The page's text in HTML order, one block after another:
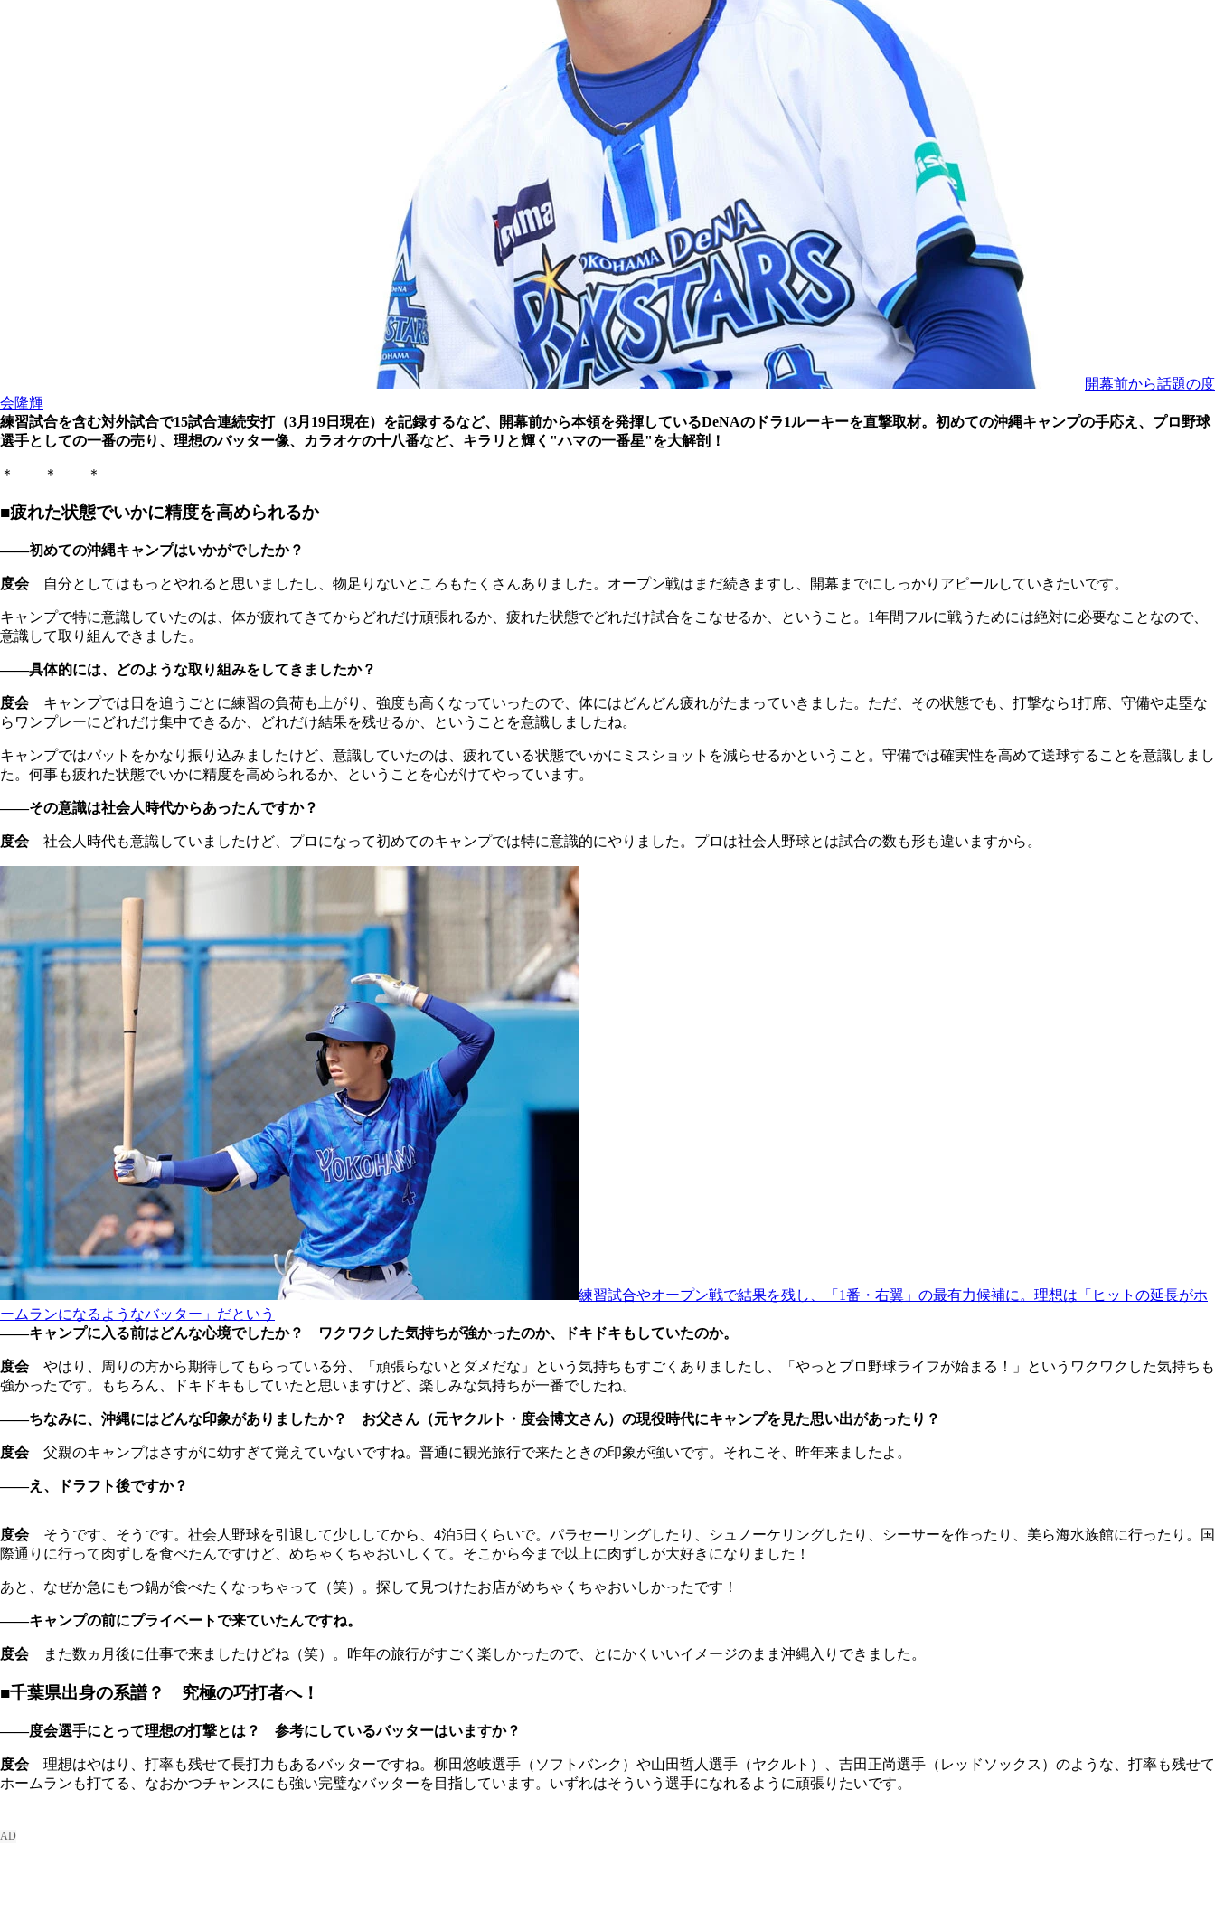
開幕前から話題の度
会隆輝
練習試合を含む対外試合で15試合連続安打（3月19日現在）を記録するなど、開幕前から本領を発揮しているDeNAのドラ1ルーキーを直撃取材。初めての沖縄キャンプの手応え、プロ野球
選手としての一番の売り、理想のバッター像、カラオケの十八番など、キラリと輝く"ハマの一番星"を大解剖！
＊ ＊ ＊
■疲れた状態でいかに精度を高められるか
――初めての沖縄キャンプはいかがでしたか？
度会自分としてはもっとやれると思いましたし、物足りないところもたくさんありました。オープン戦はまだ続きますし、開幕までにしっかりアピールしていきたいです。
キャンプで特に意識していたのは、体が疲れてきてからどれだけ頑張れるか、疲れた状態でどれだけ試合をこなせるか、ということ。1年間フルに戦うためには絶対に必要なことなので、
意識して取り組んできました。
――具体的には、どのような取り組みをしてきましたか？
度会キャンプでは日を追うごとに練習の負荷も上がり、強度も高くなっていったので、体にはどんどん疲れがたまっていきました。ただ、その状態でも、打撃なら1打席、守備や走塁な
らワンプレーにどれだけ集中できるか、どれだけ結果を残せるか、ということを意識しましたね。
キャンプではバットをかなり振り込みましたけど、意識していたのは、疲れている状態でいかにミスショットを減らせるかということ。守備では確実性を高めて送球することを意識しまし
た。何事も疲れた状態でいかに精度を高められるか、ということを心がけてやっています。
――その意識は社会人時代からあったんですか？
度会社会人時代も意識していましたけど、プロになって初めてのキャンプでは特に意識的にやりました。プロは社会人野球とは試合の数も形も違いますから。
練習試合やオープン戦で結果を残し、「1番・右翼」の最有力候補に。理想は「ヒットの延長がホ
ームランになるようなバッター」だという
――キャンプに入る前はどんな心境でしたか？ ワクワクした気持ちが強かったのか、ドキドキもしていたのか。
度会やはり、周りの方から期待してもらっている分、「頑張らないとダメだな」という気持ちもすごくありましたし、「やっとプロ野球ライフが始まる！」というワクワクした気持ちも
強かったです。もちろん、ドキドキもしていたと思いますけど、楽しみな気持ちが一番でしたね。
――ちなみに、沖縄にはどんな印象がありましたか？ お父さん（元ヤクルト・度会博文さん）の現役時代にキャンプを見た思い出があったり？
度会父親のキャンプはさすがに幼すぎて覚えていないですね。普通に観光旅行で来たときの印象が強いです。それこそ、昨年来ましたよ。
――え、ドラフト後ですか？
度会そうです、そうです。社会人野球を引退して少ししてから、4泊5日くらいで。パラセーリングしたり、シュノーケリングしたり、シーサーを作ったり、美ら海水族館に行ったり。国
際通りに行って肉ずしを食べたんですけど、めちゃくちゃおいしくて。そこから今まで以上に肉ずしが大好きになりました！
あと、なぜか急にもつ鍋が食べたくなっちゃって（笑）。探して見つけたお店がめちゃくちゃおいしかったです！
――キャンプの前にプライベートで来ていたんですね。
度会また数ヵ月後に仕事で来ましたけどね（笑）。昨年の旅行がすごく楽しかったので、とにかくいいイメージのまま沖縄入りできました。
■千葉県出身の系譜？ 究極の巧打者へ！
――度会選手にとって理想の打撃とは？ 参考にしているバッターはいますか？
度会理想はやはり、打率も残せて長打力もあるバッターですね。柳田悠岐選手（ソフトバンク）や山田哲人選手（ヤクルト）、吉田正尚選手（レッドソックス）のような、打率も残せて
ホームランも打てる、なおかつチャンスにも強い完璧なバッターを目指しています。いずれはそういう選手になれるように頑張りたいです。